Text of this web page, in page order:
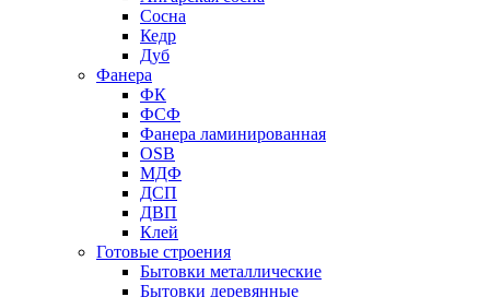
Сосна
Кедр
Дуб
Фанера
ФК
ФСФ
Фанера ламинированная
OSB
МДФ
ДСП
ДВП
Клей
Готовые строения
Бытовки металлические
Бытовки деревянные